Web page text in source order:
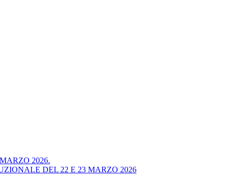
2026.
DEL 22 E 23 MARZO 2026